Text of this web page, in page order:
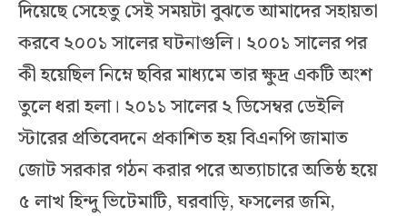
দিয়েছে সেহেতু সেই সময়টা বুঝতে আমাদের সহায়তা
করবে ২০০১ সালের ঘটনাগুলি। ২০০১ সালের পর
কী হয়েছিল নিম্নে ছবির মাধ্যমে তার ক্ষুদ্র একটি অংশ
তুলে ধরা হলা। ২০১১ সালের ২ ডিসেম্বর ডেইলি
স্টারের প্রতিবেদনে প্রকাশিত হয় বিএনপি জামাত
জোট সরকার গঠন করার পরে অত্যাচারে অতিষ্ঠ হয়ে
৫ লাখ হিন্দু ভিটেমাটি, ঘরবাড়ি, ফসলের জমি,